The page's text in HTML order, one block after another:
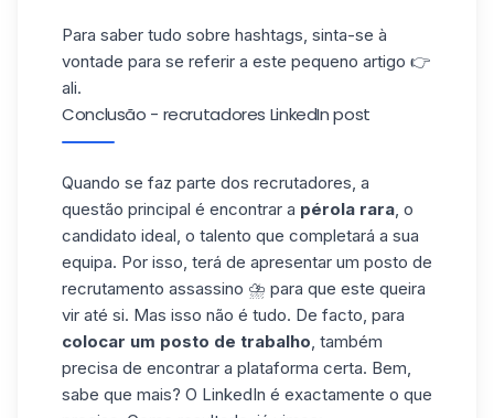
Para saber tudo sobre hashtags, sinta-se à
vontade para se referir a este pequeno artigo 👉
ali.
Conclusão - recrutadores LinkedIn post
Quando se faz parte dos recrutadores, a
questão principal é encontrar a pérola rara, o
candidato ideal, o talento que completará a sua
equipa. Por isso, terá de apresentar um posto de
recrutamento assassino ⛈️ para que este queira
vir até si. Mas isso não é tudo. De facto, para
colocar um posto de trabalho, também
precisa de encontrar a plataforma certa. Bem,
sabe que mais? O LinkedIn é exactamente o que